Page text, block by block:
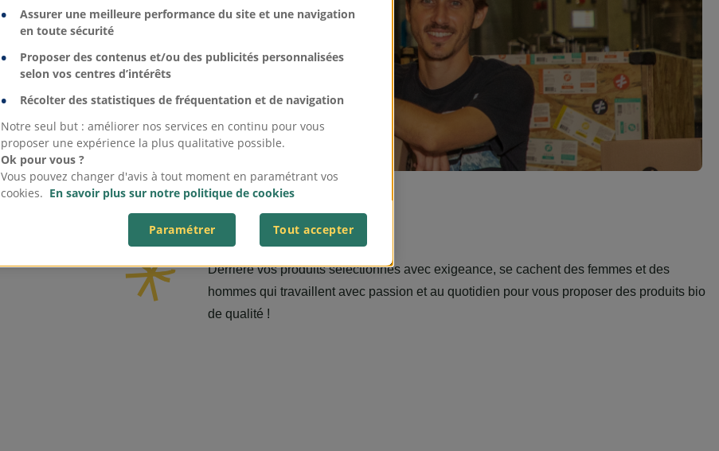
Derrière vos produits sélectionnés avec exigeance, se cachent des femmes et des
hommes qui travaillent avec passion et au quotidien pour vous proposer des produits bio
de qualité !
Assurer une meilleure performance du site et une navigation
en toute sécurité
Proposer des contenus et/ou des publicités personnalisées
selon vos centres d’intérêts
Récolter des statistiques de fréquentation et de navigation
Notre seul but : améliorer nos services en continu pour vous
proposer une expérience la plus qualitative possible.
Ok pour vous ?
Vous pouvez changer d'avis à tout moment en paramétrant vos
cookies. En savoir plus sur notre politique de cookies
Tout accepter
Paramétrer